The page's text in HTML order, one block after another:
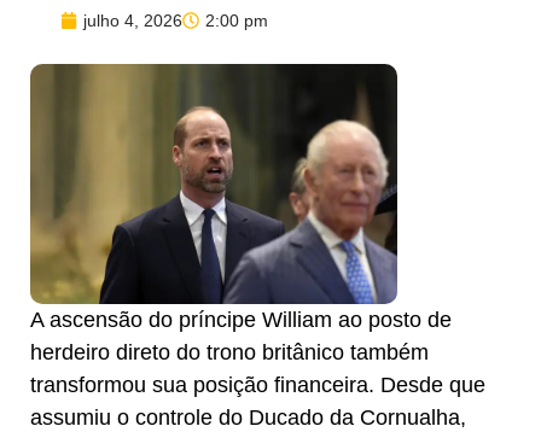
julho 4, 2026 2:00 pm
A ascensão do príncipe William ao posto de
herdeiro direto do trono britânico também
transformou sua posição financeira. Desde que
assumiu o controle do Ducado da Cornualha,